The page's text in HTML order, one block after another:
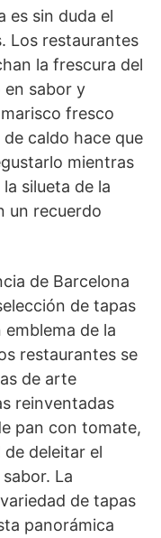
es sin duda el
Los restaurantes
la frescura del
sabor y
fresco
caldo hace que
mientras
silueta de la
un recuerdo
de Barcelona
de tapas
de la
restaurantes se
de arte
reinventadas
pan con tomate,
deleitar el
La
de tapas
panorámica